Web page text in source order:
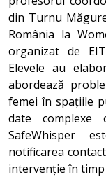
din Turnu
România la
organizat de
Elevele au
abordează
femei în spațiile
date
SafeWhisper
notificarea
intervenție în timp